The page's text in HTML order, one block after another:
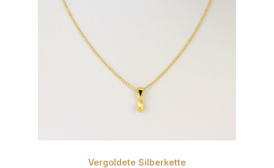
Vergoldete Silberkette